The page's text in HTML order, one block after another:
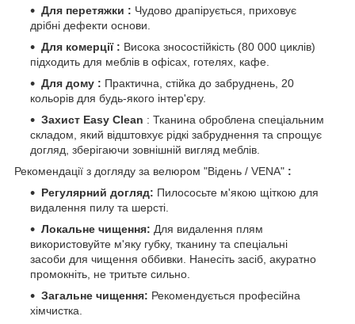
Для перетяжки : Чудово драпірується, приховує
дрібні дефекти основи.
Для комерції : Висока зносостійкість (80 000 циклів)
підходить для меблів в офісах, готелях, кафе.
Для дому : Практична, стійка до забруднень, 20
кольорів для будь-якого інтер'єру.
Захист Easy Clean : Тканина оброблена спеціальним
складом, який відштовхує рідкі забруднення та спрощує
догляд, зберігаючи зовнішній вигляд меблів.
Рекомендації з догляду за велюром "Відень / VENA" :
Регулярний догляд: Пилососьте м'якою щіткою для
видалення пилу та шерсті.
Локальне чищення: Для видалення плям
використовуйте м'яку губку, тканину та спеціальні
засоби для чищення оббивки. Нанесіть засіб, акуратно
промокніть, не тритьте сильно.
Загальне чищення: Рекомендується професійна
хімчистка.